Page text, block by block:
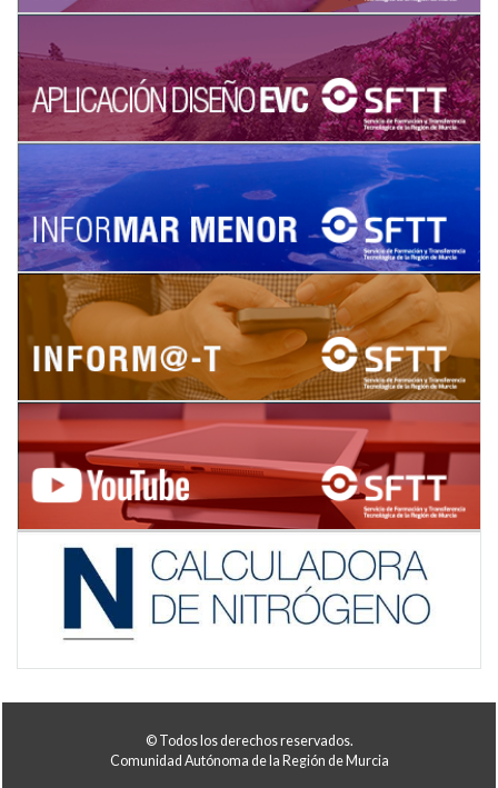
© Todos los derechos reservados.
Comunidad Autónoma de la Región de Murcia